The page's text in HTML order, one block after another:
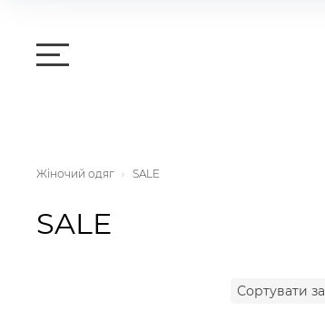
Жіночий одяг SALE
SALE
Сортувати за